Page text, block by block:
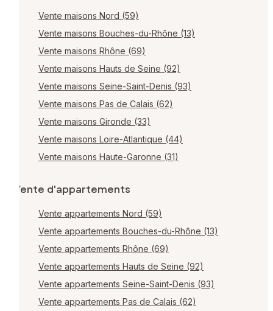
Vente maisons Nord (59)
Vente maisons Bouches-du-Rhône (13)
Vente maisons Rhône (69)
Vente maisons Hauts de Seine (92)
Vente maisons Seine-Saint-Denis (93)
Vente maisons Pas de Calais (62)
Vente maisons Gironde (33)
Vente maisons Loire-Atlantique (44)
Vente maisons Haute-Garonne (31)
Vente d'appartements
Vente appartements Nord (59)
Vente appartements Bouches-du-Rhône (13)
Vente appartements Rhône (69)
Vente appartements Hauts de Seine (92)
Vente appartements Seine-Saint-Denis (93)
Vente appartements Pas de Calais (62)